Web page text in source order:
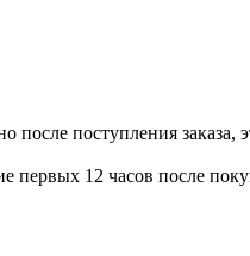
поступления заказа,
12 часов после